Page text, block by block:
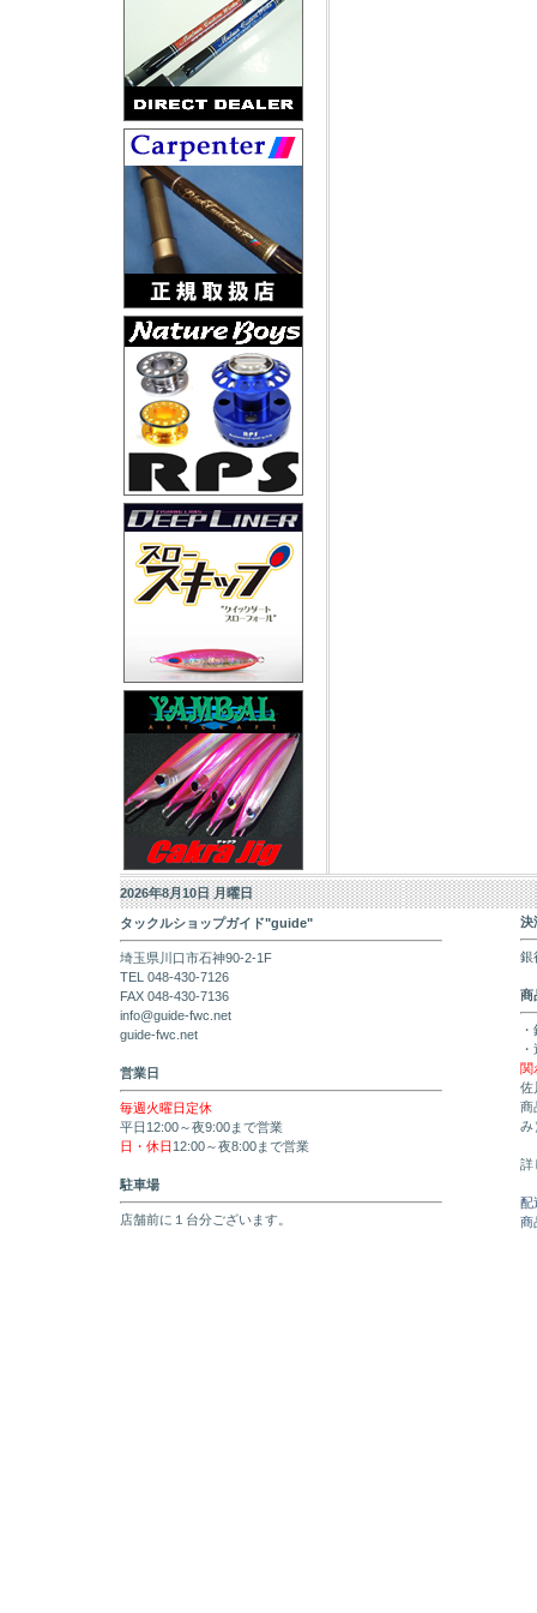
2026年8月10日 月曜日
タックルショップガイド"guide"
埼玉県川口市石神90-2-1F
TEL 048-430-7126
FAX 048-430-7136
info@guide-fwc.net
guide-fwc.net
営業日
毎週火曜日定休
平日12:00～夜9:00まで営業
日・休日 12:00～夜8:00まで営業
駐車場
店舗前に１台分ございます。
決
銀
商
関
佐
商
み
詳
配
商